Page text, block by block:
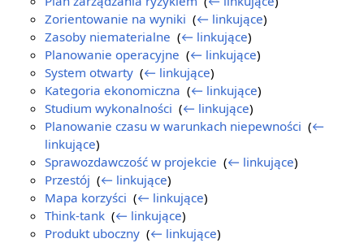
Zorientowanie na wyniki ‎(← linkujące)
Zasoby niematerialne ‎(← linkujące)
Planowanie operacyjne ‎(← linkujące)
System otwarty ‎(← linkujące)
Kategoria ekonomiczna ‎(← linkujące)
Studium wykonalności ‎(← linkujące)
Planowanie czasu w warunkach niepewności ‎(←
linkujące)
Sprawozdawczość w projekcie ‎(← linkujące)
Przestój ‎(← linkujące)
Mapa korzyści ‎(← linkujące)
Think-tank ‎(← linkujące)
Produkt uboczny ‎(← linkujące)